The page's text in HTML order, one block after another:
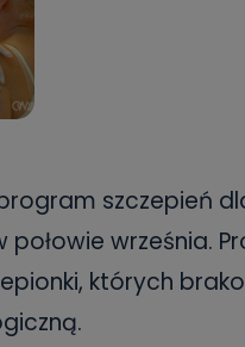
szczepień
połowie września.
których